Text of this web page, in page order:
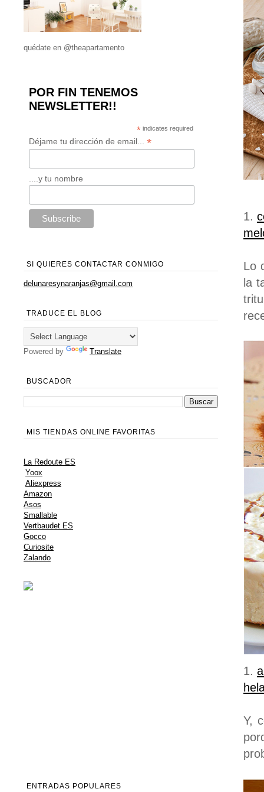
1.
Lo
la
1.
Y,
quédate en @theapartamento
POR FIN TENEMOS
NEWSLETTER!!
* indicates required
Déjame tu dirección de email... *
....y tu nombre
SI QUIERES CONTACTAR CONMIGO
delunaresynaranjas@gmail.com
TRADUCE EL BLOG
Powered by Translate
BUSCADOR
MIS TIENDAS ONLINE FAVORITAS
La Redoute ES
Yoox
Aliexpress
Amazon
Asos
Smallable
Vertbaudet ES
Gocco
Curiosite
Zalando
ENTRADAS POPULARES